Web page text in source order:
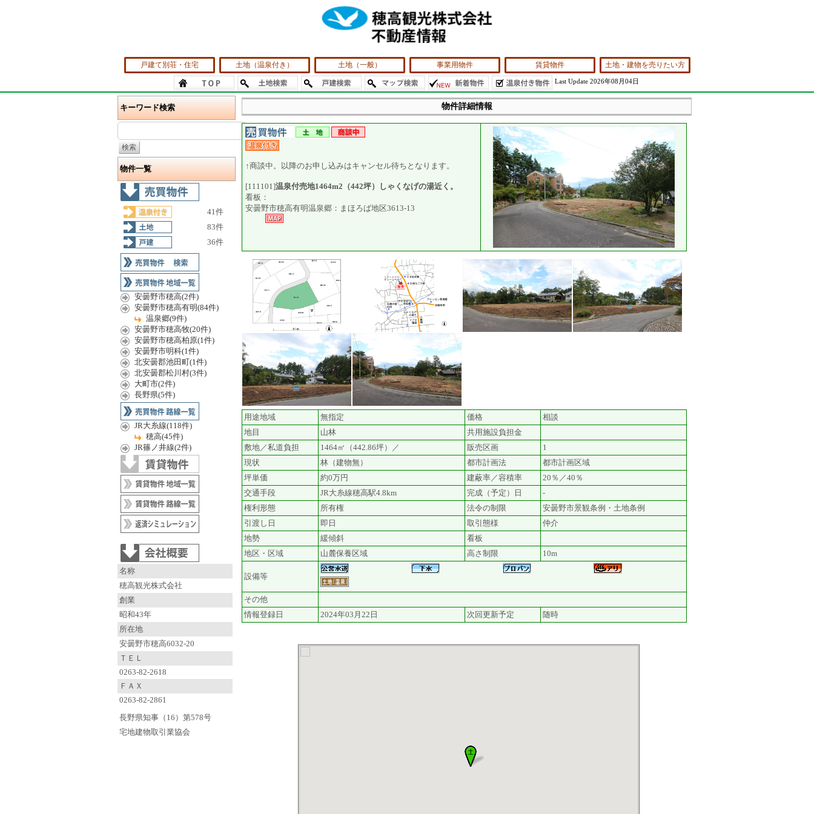
戸建て別荘・住宅 土地（温泉付き） 土地（一般） 事業用物件 賃貸物件 土地・建物を売りたい方
Last Update 2026年08月04日
キーワード検索
物件一覧
41件
83件
36件
安曇野市穂高(2件)
安曇野市穂高有明(84件)
温泉郷(9件)
安曇野市穂高牧(20件)
安曇野市穂高柏原(1件)
安曇野市明科(1件)
北安曇郡池田町(1件)
北安曇郡松川村(3件)
大町市(2件)
長野県(5件)
JR大糸線(118件)
穂高(45件)
JR篠ノ井線(2件)
名称
穂高観光株式会社
創業
昭和43年
所在地
安曇野市穂高6032-20
ＴＥＬ
0263-82-2618
ＦＡＸ
0263-82-2861
長野県知事（16）第578号
宅地建物取引業協会
物件詳細情報
↑商談中。以降のお申し込みはキャンセル待ちとなります。
[111101]温泉付売地1464m2（442坪）しゃくなげの湯近く。
看板：
安曇野市穂高有明温泉郷：まほろば地区3613-13
用途地域 無指定 価格
相談
地目
山林
共用施設負担金
敷地／私道負担
1464㎡（442.86坪）／ 販売区画
1
現状
林（建物無） 都市計画法
都市計画区域
坪単価
約0万円 建蔽率／容積率
20％／40％
交通手段
JR大糸線穂高駅4.8km 完成（予定）日
-
権利形態
所有権 法令の制限
安曇野市景観条例・土地条例
引渡し日
即日 取引態様
仲介
地勢
緩傾斜
看板
地区・区域
山麓保養区域 高さ制限 10m
設備等
その他
情報登録日
2024年03月22日 次回更新予定 随時